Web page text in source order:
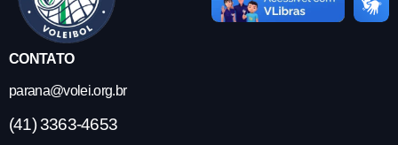
CONTATO
parana@volei.org.br
(41) 3363-4653